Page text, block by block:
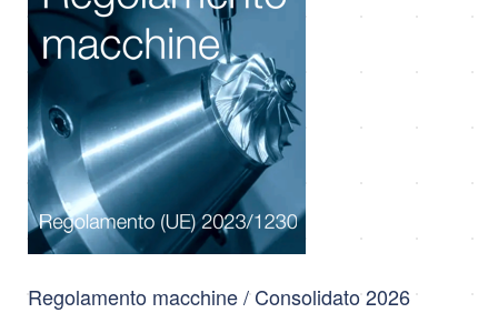
Regolamento macchine / Consolidato 2026